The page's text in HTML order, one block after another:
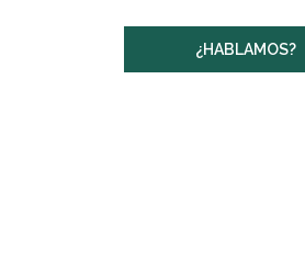
¿HABLAMOS?